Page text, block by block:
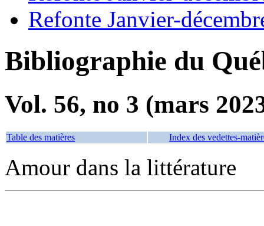
Refonte Janvier-
Bibliographie du
Vol. 56, no 3 (mars
Table des matières Index des vedettes-
Amour dans la littérature